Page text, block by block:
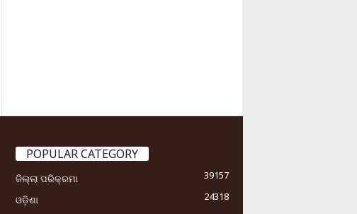
POPULAR CATEGORY
ଜିଲ୍ଲା ପରିକ୍ରମା
39157
ଓଡ଼ିଶା
24318